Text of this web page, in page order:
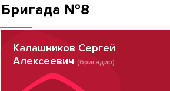
Бригада №8
Калашников Сергей
Алексеевич (бригадир)